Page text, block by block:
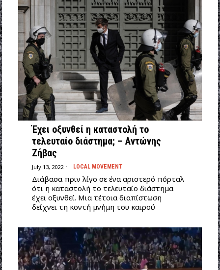
Έχει οξυνθεί η καταστολή το
τελευταίο διάστημα; – Αντώνης
Ζήβας
July 13, 2022 LOCAL MOVEMENT
Διάβασα πριν λίγο σε ένα αριστερό πόρταλ
ότι η καταστολή το τελευταίο διάστημα
έχει οξυνθεί. Μια τέτοια διαπίστωση
δείχνει τη κοντή μνήμη του καιρού